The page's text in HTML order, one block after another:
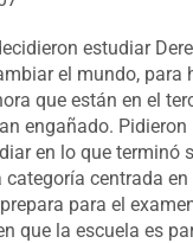
estudiar
el mundo, para
que están en el
engañado.
en lo que terminó
categoría centrada
para el
que la escuela es